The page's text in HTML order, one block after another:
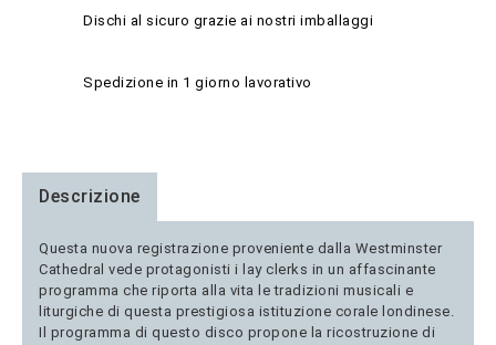
Dischi al sicuro grazie ai nostri imballaggi
Spedizione in 1 giorno lavorativo
Descrizione
Questa nuova registrazione proveniente dalla Westminster
Cathedral vede protagonisti i lay clerks in un affascinante
programma che riporta alla vita le tradizioni musicali e
liturgiche di questa prestigiosa istituzione corale londinese.
Il programma di questo disco propone la ricostruzione di